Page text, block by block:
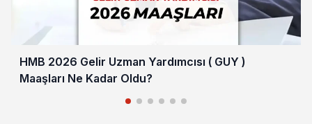
HMB 2026 Gelir Uzman Yardımcısı ( GUY )
Maaşları Ne Kadar Oldu?